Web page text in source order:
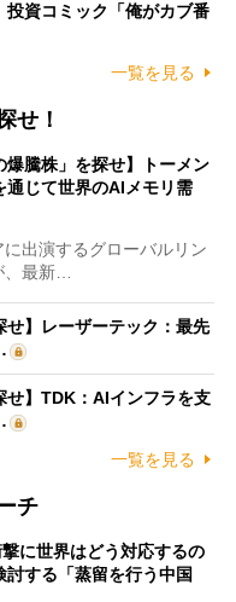
資コミック「俺がカブ番
一覧を見る
せ！
爆騰株」を探せ】トーメン
通じて世界のAIメモリ需
出演するグローバルリン
、最新…
せ】レーザーテック：最先
せ】TDK：AIインフラを支
一覧を見る
チ
に世界はどう対応するの
する「蒸留を行う中国